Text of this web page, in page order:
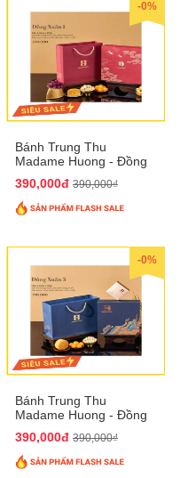
-0%
Bánh Trung Thu
Madame Huong - Đồng
390,000đ 390,000₫
-0%
Bánh Trung Thu
Madame Huong - Đồng
390,000đ 390,000₫